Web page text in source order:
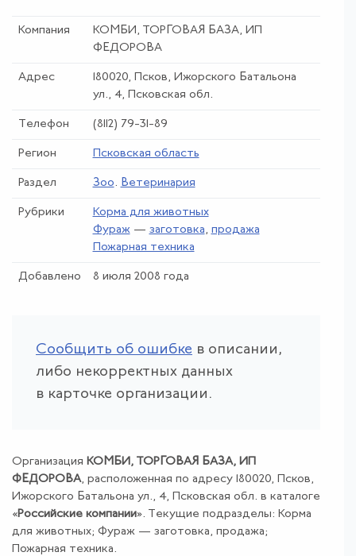
Компания
КОМБИ, ТОРГОВАЯ БАЗА, ИП
ФЕДОРОВА
Адрес
180020, Псков, Ижорского Батальона
ул., 4, Псковская обл.
Телефон (8112) 79-31-89
Регион Псковская область
Раздел Зоо. Ветеринария
Рубрики
Корма для животных
Фураж— заготовка, продажа
Пожарная техника
Добавлено 8 июля 2008 года
Сообщить об ошибке в описании,
либо некорректных данных
в карточке организации.
Организация КОМБИ, ТОРГОВАЯ БАЗА, ИП
ФЕДОРОВА, расположенная по адресу 180020, Псков,
Ижорского Батальона ул., 4, Псковская обл. в каталоге
«Российские компании». Текущие подразделы: Корма
для животных; Фураж — заготовка, продажа;
Пожарная техника.